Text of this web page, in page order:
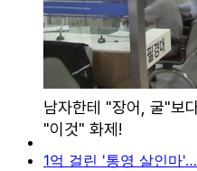
1억 걸린 '통영 살인마